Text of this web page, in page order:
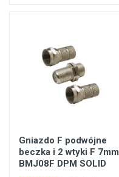
Gniazdo F podwójne
beczka i 2 wtyki F 7mm
BMJ08F DPM SOLID